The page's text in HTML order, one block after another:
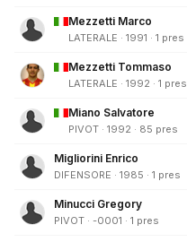
Mezzetti Marco
LATERALE · 1991 · 1 pres
Mezzetti Tommaso
LATERALE · 1992 · 1 pres
Miano Salvatore
PIVOT · 1992 · 85 pres
Migliorini Enrico
DIFENSORE · 1985 · 1 pres
Minucci Gregory
PIVOT · -0001 · 1 pres